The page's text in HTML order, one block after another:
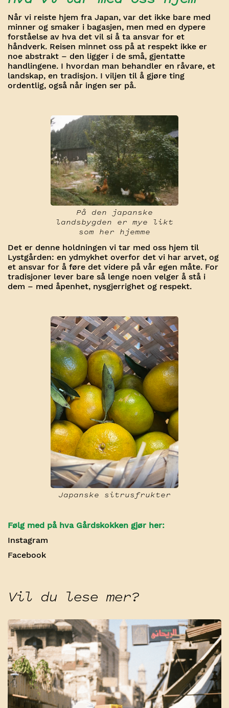
Når vi reiste hjem fra Japan, var det ikke bare med
minner og smaker i bagasjen, men med en dypere
forståelse av hva det vil si å ta ansvar for et
håndverk. Reisen minnet oss på at respekt ikke er
noe abstrakt – den ligger i de små, gjentatte
handlingene. I hvordan man behandler en råvare, et
landskap, en tradisjon. I viljen til å gjøre ting
ordentlig, også når ingen ser på.
På den japanske
landsbygden er mye likt
som her hjemme
Det er denne holdningen vi tar med oss hjem til
Lystgården: en ydmykhet overfor det vi har arvet, og
et ansvar for å føre det videre på vår egen måte. For
tradisjoner lever bare så lenge noen velger å stå i
dem – med åpenhet, nysgjerrighet og respekt.
Japanske sitrusfrukter
Følg med på hva Gårdskokken gjør her:
Instagram
Facebook
Vil du lese mer?